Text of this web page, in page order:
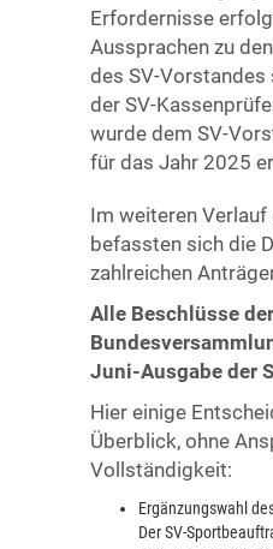
Erfordernisse
Aussprachen zu
des SV-
der SV-
wurde dem SV-
für das Jahr 2025
Im weiteren Verlauf
befassten sich die
zahlreichen
Alle Beschlüsse der
Juni-Ausgabe der
Hier einige
Überblick, ohne
Vollständigkeit:
Ergänzungswahl
Der SV-